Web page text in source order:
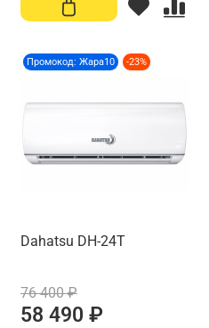
Промокод: Жара10 -23%
Dahatsu DH-24T
76 400 ₽
58 490 ₽